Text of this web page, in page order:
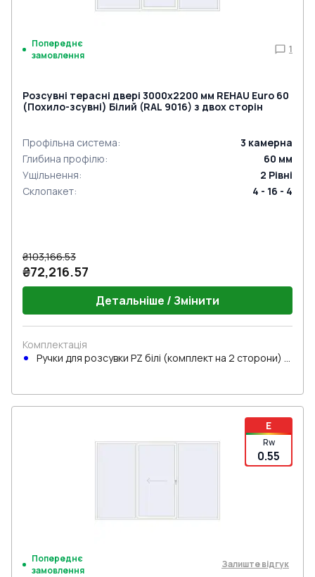
Попереднє
замовлення
1
Розсувні терасні двері 3000x2200 мм REHAU Euro 60
(Похило-зсувні) Білий (RAL 9016) з двох сторін
Профільна система: 3 камерна
Глибина профілю: 60 мм
Ущільнення: 2 Рівні
Склопакет: 4 - 16 - 4
₴103,166.53
₴72,216.57
Детальніше / Змінити
Комплектація
Ручки для розсувки PZ білі (комплект на 2 сторони) з
E
Rw
0.55
Попереднє
замовлення
Залиште відгук